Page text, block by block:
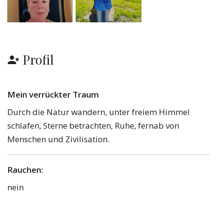
Profil
Mein verrückter Traum
Durch die Natur wandern, unter freiem Himmel
schlafen, Sterne betrachten, Ruhe, fernab von
Menschen und Zivilisation.
Rauchen:
nein